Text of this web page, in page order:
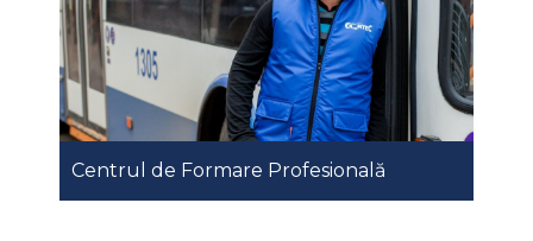
Centrul de Formare Profesională